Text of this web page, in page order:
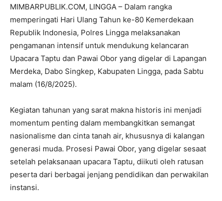
MIMBARPUBLIK.COM, LINGGA – Dalam rangka
memperingati Hari Ulang Tahun ke-80 Kemerdekaan
Republik Indonesia, Polres Lingga melaksanakan
pengamanan intensif untuk mendukung kelancaran
Upacara Taptu dan Pawai Obor yang digelar di Lapangan
Merdeka, Dabo Singkep, Kabupaten Lingga, pada Sabtu
malam (16/8/2025).
Kegiatan tahunan yang sarat makna historis ini menjadi
momentum penting dalam membangkitkan semangat
nasionalisme dan cinta tanah air, khususnya di kalangan
generasi muda. Prosesi Pawai Obor, yang digelar sesaat
setelah pelaksanaan upacara Taptu, diikuti oleh ratusan
peserta dari berbagai jenjang pendidikan dan perwakilan
instansi.